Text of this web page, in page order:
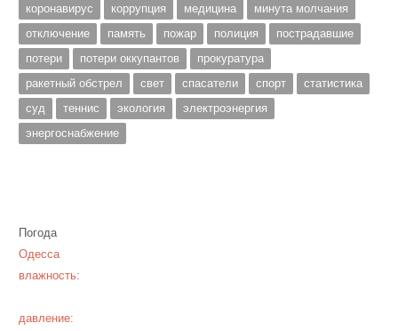
коронавирус
коррупция медицина
минута молчания
отключение
память пожар полиция
пострадавшие
потери
потери оккупантов
прокуратура
ракетный обстрел
свет спасатели спорт
статистика
суд
теннис экология
электроэнергия
энергоснабжение
Погода
Одесса
влажность:
давление: